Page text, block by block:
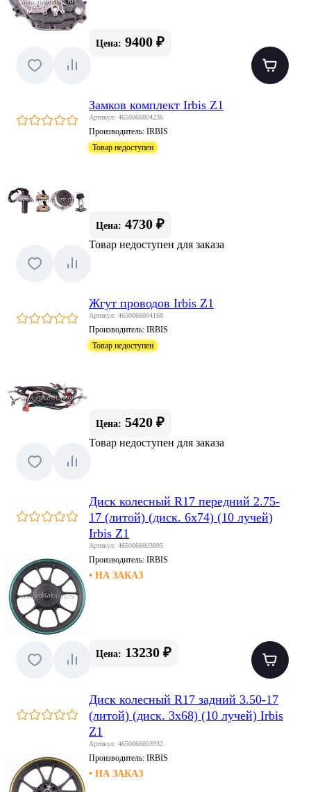
Цена: 9400 ₽
Замков комплект Irbis Z1
Артикул: 4650066004236
Производитель: IRBIS
Товар недоступен
Цена: 4730 ₽
Товар недоступен для заказа
Жгут проводов Irbis Z1
Артикул: 4650066004168
Производитель: IRBIS
Товар недоступен
Цена: 5420 ₽
Товар недоступен для заказа
Диск колесный R17 передний 2.75-
17 (литой) (диск. 6x74) (10 лучей)
Irbis Z1
Артикул: 4650066003895
Производитель: IRBIS
• НА ЗАКАЗ
Цена: 13230 ₽
Диск колесный R17 задний 3.50-17
(литой) (диск. 3x68) (10 лучей) Irbis
Z1
Артикул: 4650066003932
Производитель: IRBIS
• НА ЗАКАЗ